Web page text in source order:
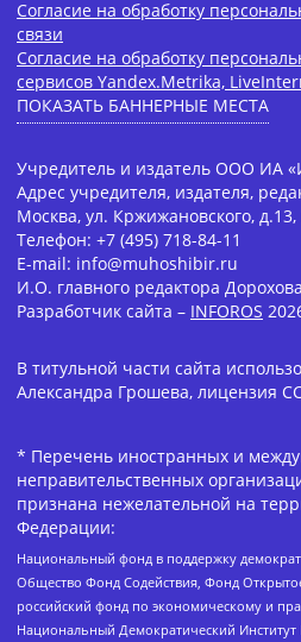
Согласие на обработку
связи
Согласие на обработку
сервисов Yandex.Metrika,
ПОКАЗАТЬ БАННЕРНЫЕ МЕСТА
Учредитель и издатель ООО ИА
Адрес учредителя, издателя,
Москва, ул. Кржижановского, д.13,
Телефон: +7 (495) 718-84-11
E-mail: info@muhoshibir.ru
И.О. главного редактора
Разработчик сайта – INFOROS
В титульной части сайта
Александра Грошева, лицензия
* Перечень иностранных и
неправительственных
признана нежелательной на
Федерации:
Национальный фонд в поддержку
Общество Фонд Содействия, Фонд
российский фонд по экономическому и
Национальный Демократический